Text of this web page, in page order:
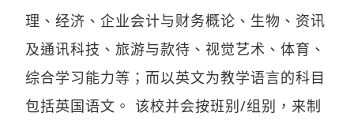
理、经济、企业会计与财务概论、生物、资讯
及通讯科技、旅游与款待、视觉艺术、体育、
综合学习能力等；而以英文为教学语言的科目
包括英国语文。 该校并会按班别/组别，来制